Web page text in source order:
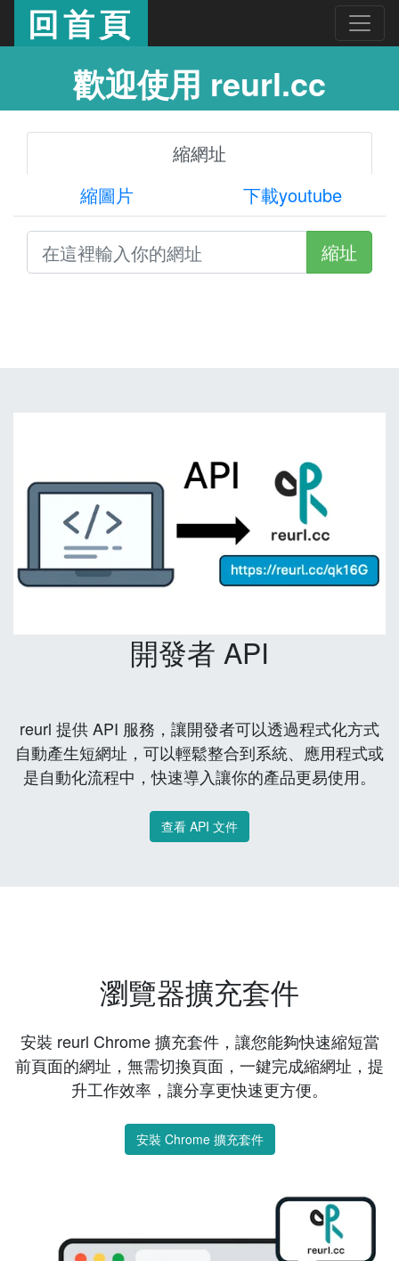
回首頁
歡迎使用 reurl.cc
縮網址
縮圖片
下載youtube
縮址
開發者 API
reurl 提供 API 服務，讓開發者可以透過程式化方式
自動產生短網址，可以輕鬆整合到系統、應用程式或
是自動化流程中，快速導入讓你的產品更易使用。
查看 API 文件
瀏覽器擴充套件
安裝 reurl Chrome 擴充套件，讓您能夠快速縮短當
前頁面的網址，無需切換頁面，一鍵完成縮網址，提
升工作效率，讓分享更快速更方便。
安裝 Chrome 擴充套件